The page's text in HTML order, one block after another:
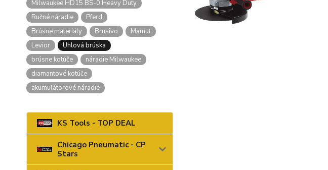
Milwaukee HD15 BS-0 Heavy Duty
Ručné náradie
Pferd
Brúsne materiály
Brusivo
Mamut
Levior
Uhlová brúska
brúsne kotúče
náradie Milwaukee
diamantové kotúče
akumulátorové náradie
KS Tools - TOP DEAL
Chicago Pneumatic - CP
Stars